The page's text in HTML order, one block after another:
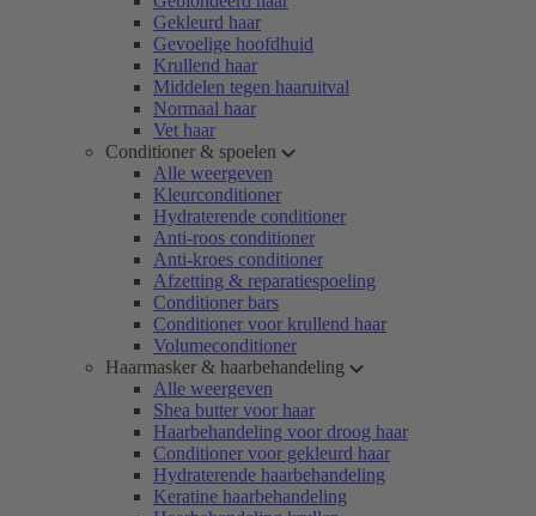
Gekleurd haar
Gevoelige hoofdhuid
Krullend haar
Middelen tegen haaruitval
Normaal haar
Vet haar
Conditioner & spoelen
Alle weergeven
Kleurconditioner
Hydraterende conditioner
Anti-roos conditioner
Anti-kroes conditioner
Afzetting & reparatiespoeling
Conditioner bars
Conditioner voor krullend haar
Volumeconditioner
Haarmasker & haarbehandeling
Alle weergeven
Shea butter voor haar
Haarbehandeling voor droog haar
Conditioner voor gekleurd haar
Hydraterende haarbehandeling
Keratine haarbehandeling